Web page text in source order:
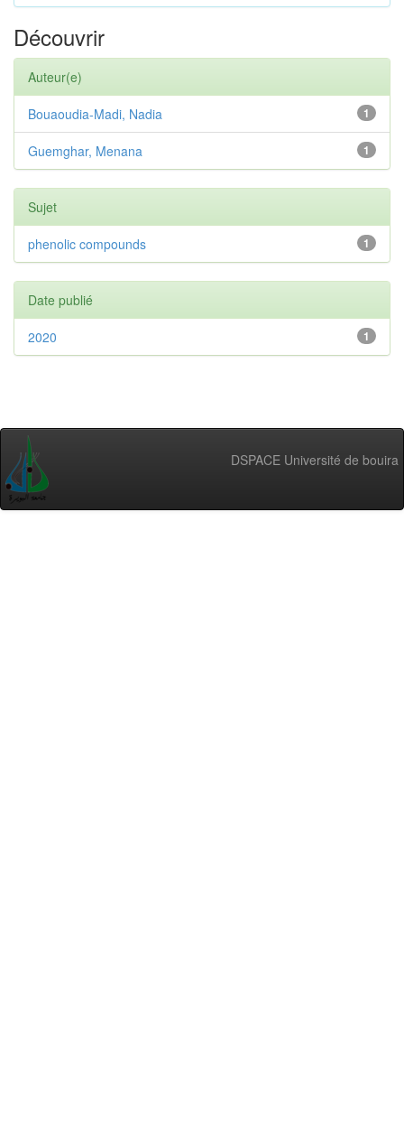
Découvrir
Auteur(e)
1
Bouaoudia-Madi, Nadia
1
Guemghar, Menana
Sujet
1
phenolic compounds
Date publié
1
2020
DSPACE Université de bouira